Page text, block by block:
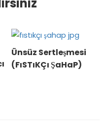
Ünsüz Sertleşmesi
(FıSTıKÇı ŞaHaP)